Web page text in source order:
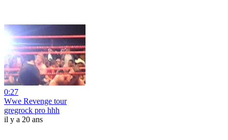
0:27
Wwe Revenge tour
gregrock pro hhh
il y a 20 ans